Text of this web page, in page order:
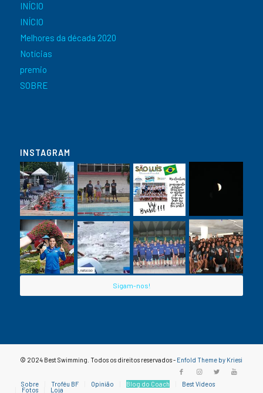
INÍCIO
INÍCIO
Melhores da década 2020
Notícias
premio
SOBRE
INSTAGRAM
Sigam-nos!
© 2024 Best Swimming. Todos os direitos reservados - Enfold Theme by Kriesi
Sobre Troféu BF Opinião Blog do Coach Best Vídeos
Fotos Loja